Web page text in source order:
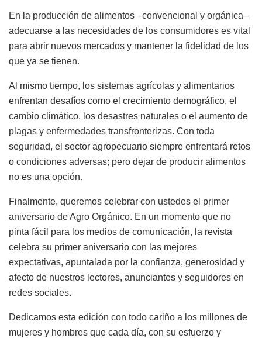
En la producción de alimentos –convencional y orgánica–
adecuarse a las necesidades de los consumidores es vital
para abrir nuevos mercados y mantener la fidelidad de los
que ya se tienen.
Al mismo tiempo, los sistemas agrícolas y alimentarios
enfrentan desafíos como el crecimiento demográfico, el
cambio climático, los desastres naturales o el aumento de
plagas y enfermedades transfronterizas. Con toda
seguridad, el sector agropecuario siempre enfrentará retos
o condiciones adversas; pero dejar de producir alimentos
no es una opción.
Finalmente, queremos celebrar con ustedes el primer
aniversario de Agro Orgánico. En un momento que no
pinta fácil para los medios de comunicación, la revista
celebra su primer aniversario con las mejores
expectativas, apuntalada por la confianza, generosidad y
afecto de nuestros lectores, anunciantes y seguidores en
redes sociales.
Dedicamos esta edición con todo cariño a los millones de
mujeres y hombres que cada día, con su esfuerzo y